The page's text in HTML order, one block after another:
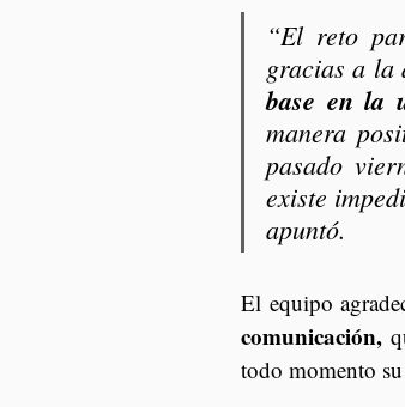
“El reto
gracias a
base en la
manera
pasado
existe
apuntó.
El equipo
comunicación,
todo momento